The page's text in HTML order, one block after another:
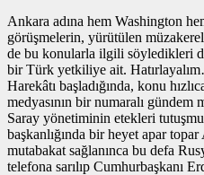
Ankara adına hem Washington
görüşmelerin, yürütülen
de bu konularla ilgili söyledikleri
bir Türk yetkiliye ait.
Harekâtı başladığında, konu
medyasının bir numaralı
Saray yönetiminin etekleri
başkanlığında bir heyet apar
mutabakat sağlanınca bu defa
telefona sarılıp Cumhurbaşkanı